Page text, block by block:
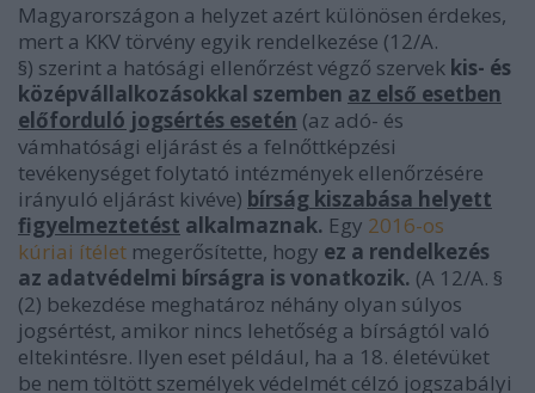
Magyarországon a helyzet azért különösen érdekes,
mert a KKV törvény egyik rendelkezése (12/A.
§) szerint a hatósági ellenőrzést végző szervek kis- és
középvállalkozásokkal szemben az első esetben
előforduló jogsértés esetén (az adó- és
vámhatósági eljárást és a felnőttképzési
tevékenységet folytató intézmények ellenőrzésére
irányuló eljárást kivéve) bírság kiszabása helyett
figyelmeztetést alkalmaznak. Egy 2016-os
kúriai ítélet megerősítette, hogy ez a rendelkezés
az adatvédelmi bírságra is vonatkozik. (A 12/A. §
(2) bekezdése meghatároz néhány olyan súlyos
jogsértést, amikor nincs lehetőség a bírságtól való
eltekintésre. Ilyen eset például, ha a 18. életévüket
be nem töltött személyek védelmét célzó jogszabályi